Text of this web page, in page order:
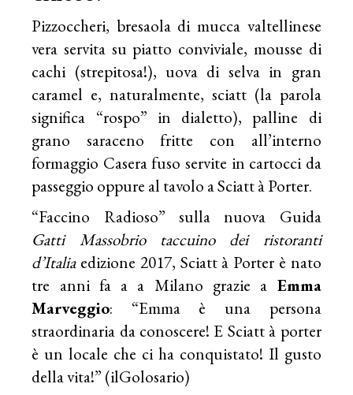
Pizzoccheri, bresaola di mucca valtellinese
vera servita su piatto conviviale, mousse di
cachi (strepitosa!), uova di selva in gran
caramel e, naturalmente, sciatt (la parola
significa “rospo” in dialetto), palline di
grano saraceno fritte con all’interno
formaggio Casera fuso servite in cartocci da
passeggio oppure al tavolo a Sciatt à Porter.
“Faccino Radioso” sulla nuova Guida
Gatti Massobrio taccuino dei ristoranti
d’Italiaedizione 2017, Sciatt à Porter è nato
tre anni fa a a Milano grazie a Emma
Marveggio: “Emma è una persona
straordinaria da conoscere! E Sciatt à porter
è un locale che ci ha conquistato! Il gusto
della vita!” (ilGolosario)